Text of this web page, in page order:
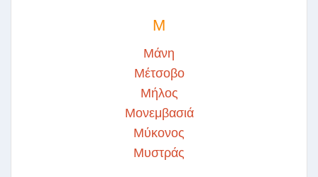
Μ
Μάνη
Μέτσοβο
Μήλος
Μονεμβασιά
Μύκονος
Μυστράς